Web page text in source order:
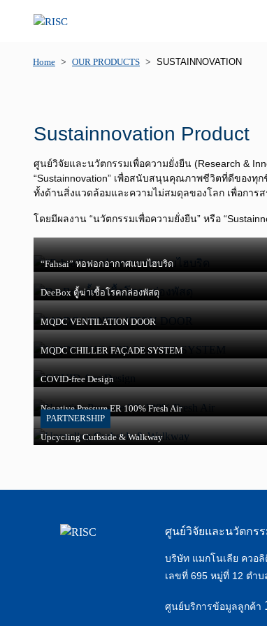
Home OUR PRODUCTS SUSTAINNOVATION
Sustainnovation Product
ศูนย์วิจัยและนวัตกรรมเพื่อความยั่งยืน (Research &
“Sustainnovation” เพื่อสนับสนุนคุณภาพชีวิตที่ดีของทุ
ทั้งด้านสิ่งแวดล้อมและความไม่สมดุลของโลก เพื่อการ
โดยมีผลงาน “นวัตกรรมเพื่อความยั่งยืน” หรือ
“Fahsai” หอฟอกอากาศแบบไฮบริด
DeeBox ตูู้้ฆ่าเชื้อโรคกล่องพัสดุ
MQDC VENTILATION DOOR
MQDC CHILLER FAÇADE SYSTEM
COVID-free Design
Negative Pressure ER 100% Fresh Air
PARTNERSHIP
Upcycling Curbside & Walkway
ศูนย์วิจัยและนวัตกร
บริษัท แมกโนเลีย ควอ
เลขที่ 695 หมู่ที่ 12 ตำ
ศูนย์บริการข้อมูลลูกค้า